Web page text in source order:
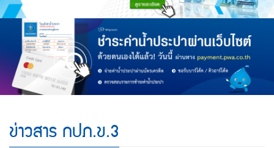
Register
PWA
Payment
ข่าวสาร กปภ.ข.3